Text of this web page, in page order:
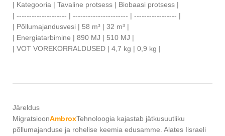
| Kategooria | Tavaline protsess | Biobaasi protsess |
| -------------------- | ---------------------- | ----------------- |
| Põllumajandusvesi | 58 m³ | 32 m³ |
| Energiatarbimine | 890 MJ | 510 MJ |
| VOT VOREKORRALDUSED | 4,7 kg | 0,9 kg |
Järeldus
MigratsioonAmbroxTehnoloogia kajastab jätkusuutliku
põllumajanduse ja rohelise keemia edusamme. Alates Iisraeli